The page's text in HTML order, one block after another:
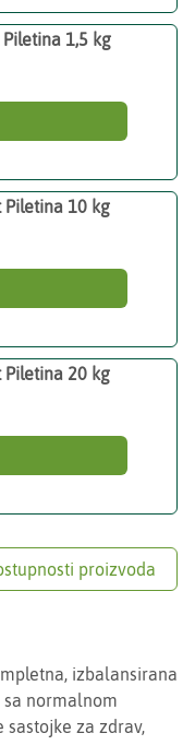
1,5 kg
10 kg
20 kg
proizvoda
izbalansirana
sa normalnom
za zdrav,